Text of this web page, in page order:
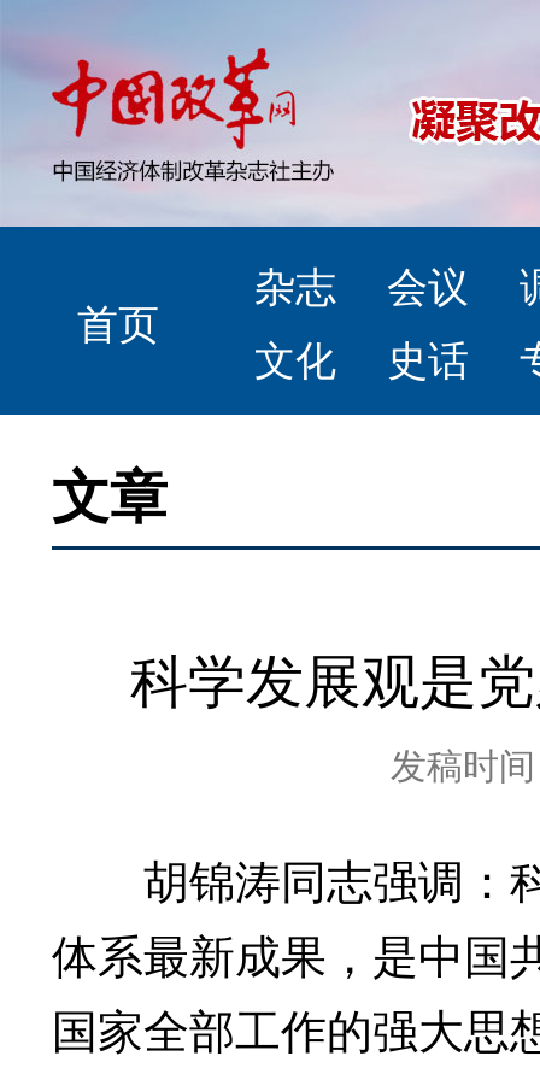
首页
杂志 会议
文化
史话
文章
科学发展观是
发稿时
胡锦涛同志强调：
体系最新成果，是中国
国家全部工作的强大思